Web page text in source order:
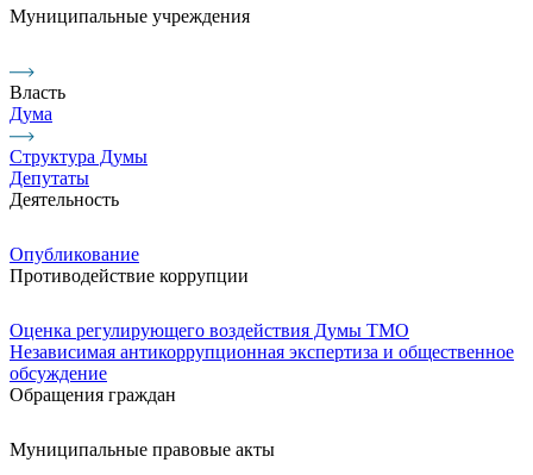
Муниципальные учреждения
Власть
Дума
Структура Думы
Депутаты
Деятельность
Опубликование
Противодействие коррупции
Оценка регулирующего воздействия Думы ТМО
Независимая антикоррупционная экспертиза и общественное
обсуждение
Обращения граждан
Муниципальные правовые акты